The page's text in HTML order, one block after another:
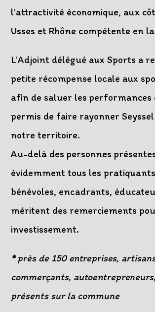
l’attractivité économique, aux
Usses et Rhône compétente en
L’Adjoint délégué aux Sports a
petite récompense locale aux
afin de saluer les performances
permis de faire rayonner
notre territoire.
Au-delà des personnes
évidemment tous les
bénévoles, encadrants,
méritent des remerciements
investissement.
*près de 150 entreprises,
commerçants,
présents sur la commune